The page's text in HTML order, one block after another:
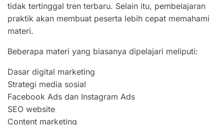
tidak tertinggal tren terbaru. Selain itu, pembelajaran
praktik akan membuat peserta lebih cepat memahami
materi.
Beberapa materi yang biasanya dipelajari meliputi:
Dasar digital marketing
Strategi media sosial
Facebook Ads dan Instagram Ads
SEO website
Content marketing